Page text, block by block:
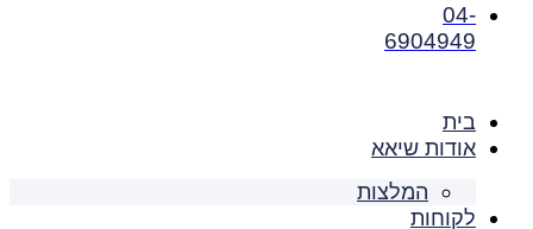
04-
6904949
בית
אודות שיאא
המלצות
לקוחות